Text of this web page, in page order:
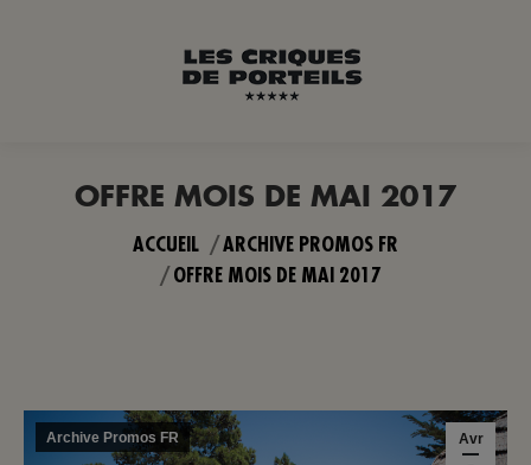
OFFRE MOIS DE MAI 2017
Vous êtes ici :ACCUEIL
ARCHIVE PROMOS FR
OFFRE MOIS DE MAI 2017
Avr
Archive Promos FR